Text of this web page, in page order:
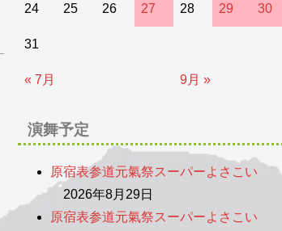
24 25 26 27 28 29 30
31
« 7月 9月 »
演舞予定
原宿表参道元氣祭スーパーよさこい
2026年8月29日
原宿表参道元氣祭スーパーよさこい